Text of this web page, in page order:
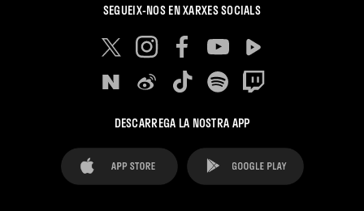
SEGUEIX-NOS EN XARXES SOCIALS
DESCARREGA LA NOSTRA APP